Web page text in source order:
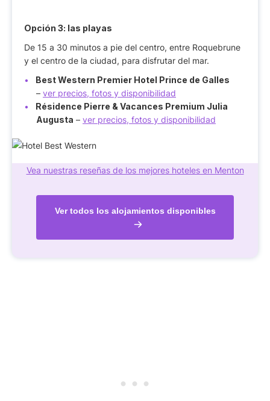
Opción 3: las playas
De 15 a 30 minutos a pie del centro, entre Roquebrune
y el centro de la ciudad, para disfrutar del mar.
Best Western Premier Hotel Prince de Galles
– ver precios, fotos y disponibilidad
Résidence Pierre & Vacances Premium Julia
Augusta – ver precios, fotos y disponibilidad
Vea nuestras reseñas de los mejores hoteles en Menton
Ver todos los alojamientos disponibles